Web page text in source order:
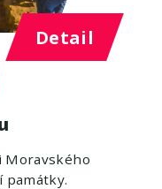
Detail
Moravského
památky.